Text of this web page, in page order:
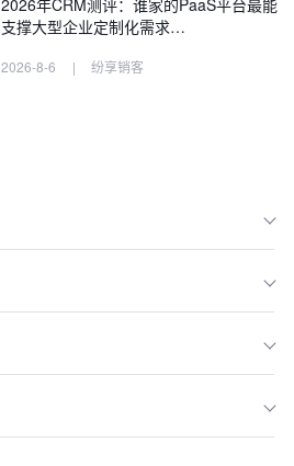
系统分类详解
支撑大型企业定制化需求…
2026-8-6 | 纷享销客